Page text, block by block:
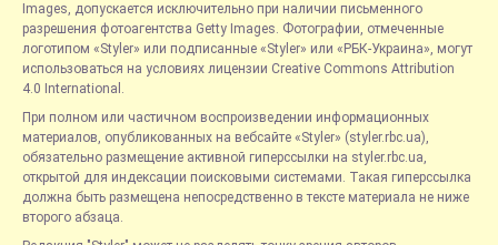
Images, допускается исключительно при наличии письменного
разрешения фотоагентства Getty Images. Фотографии, отмеченные
логотипом «Styler» или подписанные «Styler» или «РБК-Украина», могут
использоваться на условиях лицензии Creative Commons Attribution
4.0 International.
При полном или частичном воспроизведении информационных
материалов, опубликованных на вебсайте «Styler» (styler.rbc.ua),
обязательно размещение активной гиперссылки на styler.rbc.ua,
открытой для индексации поисковыми системами. Такая гиперссылка
должна быть размещена непосредственно в тексте материала не ниже
второго абзаца.